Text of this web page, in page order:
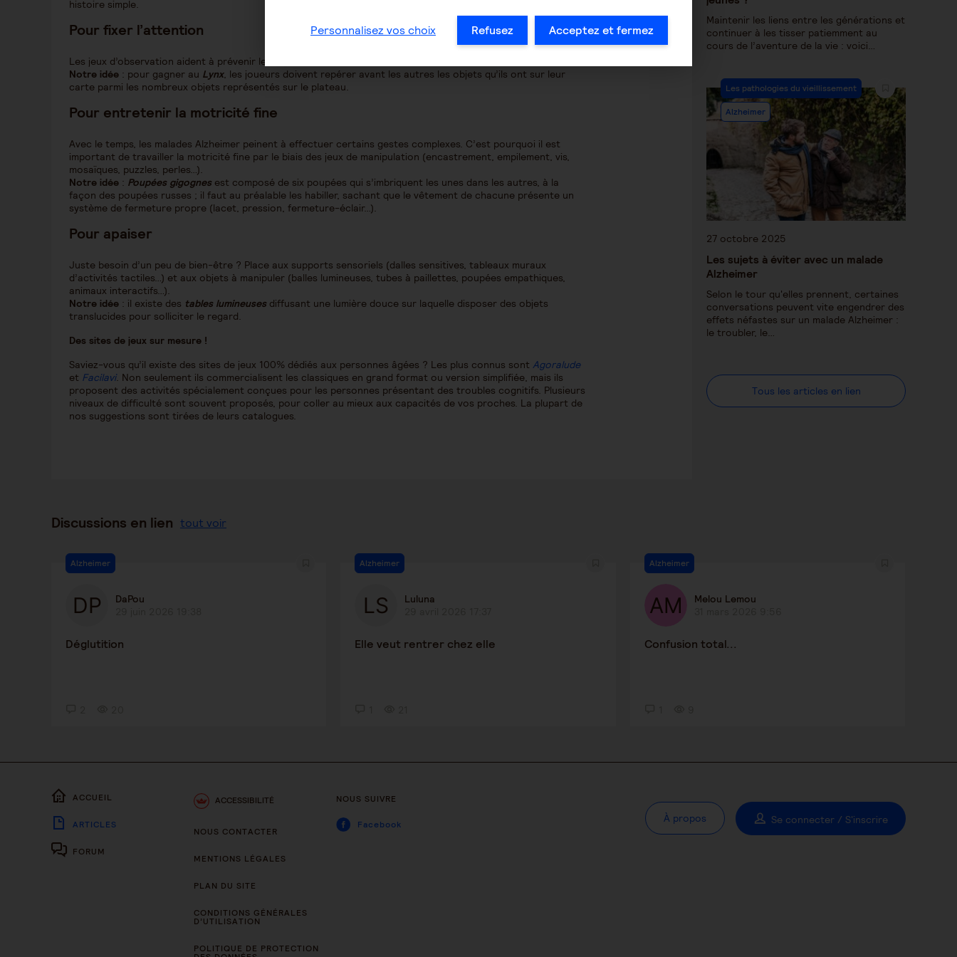
histoire simple.
Pour fixer l’attention
Les jeux d’observation aident à prévenir les troubles de concentration.
Notre idée : pour gagner au Lynx, les joueurs doivent repérer avant les autres les objets qu’ils ont sur leur
carte parmi les nombreux objets représentés sur le plateau.
Pour entretenir la motricité fine
Avec le temps, les malades Alzheimer peinent à effectuer certains gestes complexes. C’est pourquoi il est
important de travailler la motricité fine par le biais des jeux de manipulation (encastrement, empilement, vis,
mosaïques, puzzles, perles…).
Notre idée : Poupées gigognesest composé de six poupées qui s’imbriquent les unes dans les autres, à la
façon des poupées russes ; il faut au préalable les habiller, sachant que le vêtement de chacune présente un
système de fermeture propre (lacet, pression, fermeture-éclair…).
Pour apaiser
Juste besoin d’un peu de bien-être ? Place aux supports sensoriels (dalles sensitives, tableaux muraux
d’activités tactiles…) et aux objets à manipuler (balles lumineuses, tubes à paillettes, poupées empathiques,
animaux interactifs…).
Notre idée : il existe des tables lumineusesdiffusant une lumière douce sur laquelle disposer des objets
translucides pour solliciter le regard.
Des sites de jeux sur mesure !
Saviez-vous qu’il existe des sites de jeux 100% dédiés aux personnes âgées ? Les plus connus sont Agoralude
et Facilavi. Non seulement ils commercialisent les classiques en grand format ou version simplifiée, mais ils
proposent des activités spécialement conçues pour les personnes présentant des troubles cognitifs. Plusieurs
niveaux de difficulté sont souvent proposés, pour coller au mieux aux capacités de vos proches. La plupart de
nos suggestions sont tirées de leurs catalogues.
Maintenir les liens entre les générations et
continuer à les tisser patiemment au
cours de l’aventure de la vie : voici…
Les pathologies du vieillissement
Alzheimer
27 octobre 2025
Les sujets à éviter avec un malade
Alzheimer
Selon le tour qu'elles prennent, certaines
conversations peuvent vite engendrer des
effets néfastes sur un malade Alzheimer :
le troubler, le…
Tous les articles en lien
Discussions en lien tout voir
Alzheimer
DaPou
Déglutition
Alzheimer
Luluna
Elle veut rentrer chez elle
Alzheimer
Melou Lemou
Confusion total...
ACCUEIL
ARTICLES
FORUM
ACCESSIBILITÉ
NOUS CONTACTER
MENTIONS LÉGALES
PLAN DU SITE
CONDITIONS GÉNÉRALES
D’UTILISATION
POLITIQUE DE PROTECTION
NOUS SUIVRE
Facebook À propos Se connecter / S'inscrire
Personnalisez vos choix Refusez Acceptez et fermez